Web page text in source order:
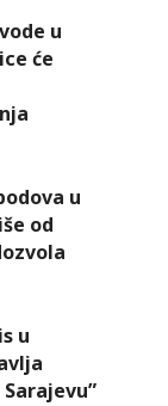
u
će
u
od
u